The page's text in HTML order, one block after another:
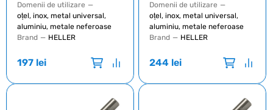
Domenii de utilizare —
oțel, inox, metal universal,
aluminiu, metale neferoase
Brand — HELLER
197 lei
Domenii de utilizare —
oțel, inox, metal universal,
aluminiu, metale neferoase
Brand — HELLER
244 lei